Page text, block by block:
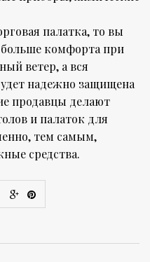
палатка, то вы
больше комфорта при
ветер, а вся
надежно защищена
продавцы делают
и палаток для
тем самым,
средства.